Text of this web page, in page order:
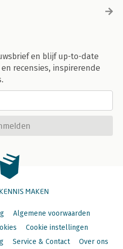
en blijf up-to-date
recensies, inspirerende
MAKEN
Algemene voorwaarden
Cookie instellingen
Service & Contact Over ons